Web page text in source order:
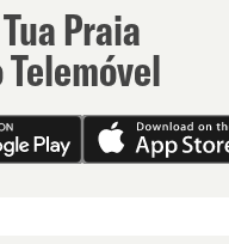
Praia
Telemóvel